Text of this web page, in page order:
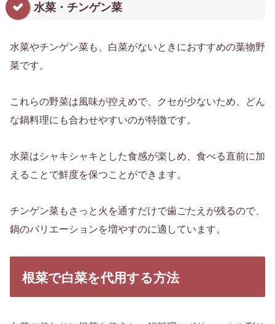
水菜・チンゲン菜
水菜やチンゲン菜も、白菜がないときにおすすめの葉物野
菜です。
これらの野菜は風味が控えめで、クセが少ないため、どん
な鍋料理にも合わせやすいのが特徴です。
水菜はシャキシャキとした食感が楽しめ、食べる直前に加
えることで鮮度を保つことができます。
チンゲン菜もさっと火を通すだけで歯ごたえが残るので、
鍋のバリエーションを増やすのに適しています。
根菜で白菜を代用する方法